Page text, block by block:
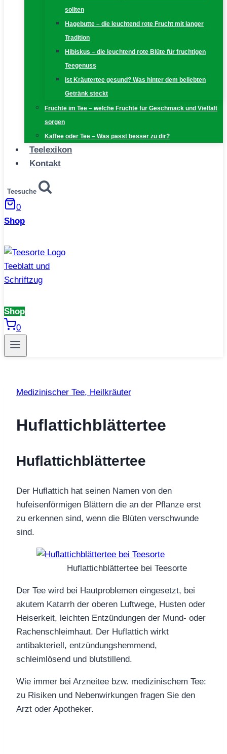
sollten
Hagebutte – die leuchtend rote Frucht mit langer
Tradition
Hibiskus – die leuchtend rote Blüte für fruchtigen
Teegenuss
Ist Kräutertee gesund? Was hinter dem beliebten
Getränk steckt
Früchte im Tee – welche Früchte für Geschmack und Vielfalt
sorgen
Kaffee oder Tee – Was passt besser zu dir?
Teelexikon
Kontakt
Teesuche
0
Shop
Shop
0
Medizinischer Tee, Heilkräuter
Huflattichblättertee
Huflattichblättertee
Der Huflattich hat seinen Namen von den
hufeisenförmigen Blättern die an der Pflanze erst
zu erkennen sind, wenn die Blüten verschwunde
sind.
Huflattichblättertee bei Teesorte
Der Tee wird bei Hautproblemen eingesetzt, bei
akutem Katarrh der oberen Luftwege, Husten oder
Heiserkeit, leichten Entzündungen der Mund- oder
Rachenschleimhaut. Der Huflattich wirkt
antibakteriell, entzündungshemmend,
schleimlösend und blutstillend.
Wie immer bei Arzneitee bzw. medizinischem Tee:
zu Risiken und Nebenwirkungen fragen Sie den
Arzt oder Apotheker.